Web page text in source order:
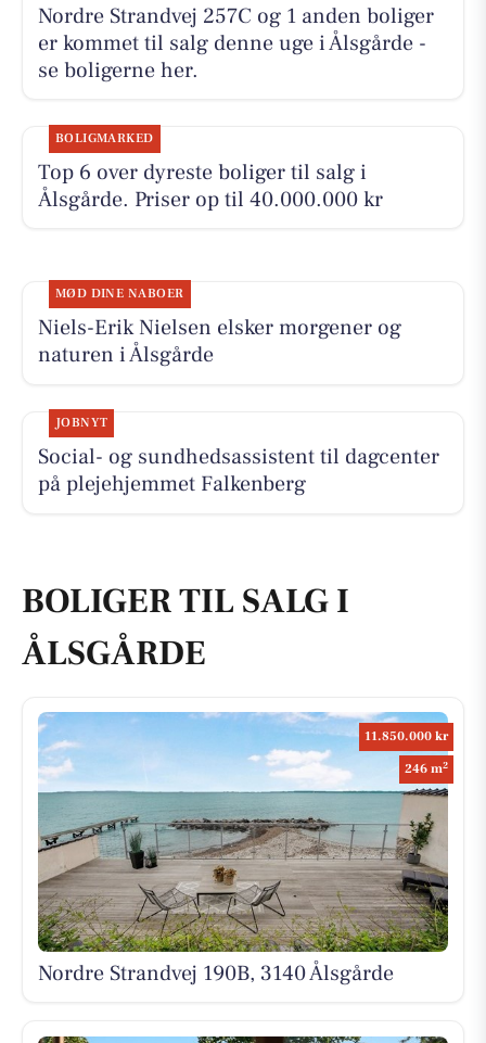
Nordre Strandvej 257C og 1 anden boliger
er kommet til salg denne uge i Ålsgårde -
se boligerne her.
BOLIGMARKED
Top 6 over dyreste boliger til salg i
Ålsgårde. Priser op til 40.000.000 kr
MØD DINE NABOER
Niels-Erik Nielsen elsker morgener og
naturen i Ålsgårde
JOBNYT
Social- og sundhedsassistent til dagcenter
på plejehjemmet Falkenberg
BOLIGER TIL SALG I
ÅLSGÅRDE
11.850.000 kr
246 m2
Nordre Strandvej 190B, 3140 Ålsgårde